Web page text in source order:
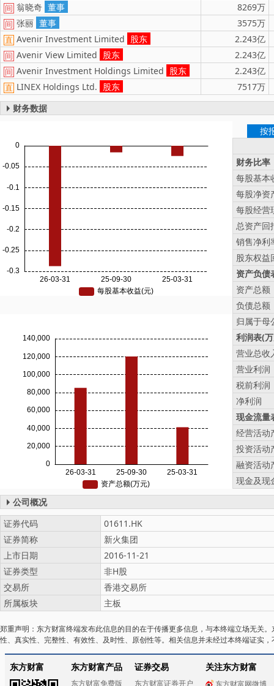
间 翁晓奇 董事 8269万
间 张丽 董事 3575万
直 Avenir Investment Limited 股东 2.243亿
间 Avenir View Limited 股东 2.243亿
间 Avenir Investment Holdings Limited 股东 2.243亿
直 LINEX Holdings Ltd. 股东
7517万
财务数据
按
财务比率
每股基本
每股净资
每股经营
总资产回
销售净利
股东权益
资产负债
资产总额
负债总额
归属于母
利润表(
营业总收
营业利润
税前利润
净利润
现金流量
经营活动
投资活动
融资活动
现金及现
公司概况
证券代码
01611.HK
证券简称
新火集团
上市日期
2016-11-21
证券类型
非H股
交易所
香港交易所
所属板块
主板
郑重声明：东方财富终端发布此信息的目的在于传播更多信息，与本终端立场无关
性、真实性、完整性、有效性、及时性、原创性等。相关信息并未经过本终端证实